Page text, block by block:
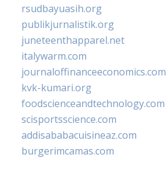
rsudbayuasih.org
publikjurnalistik.org
juneteenthapparel.net
italywarm.com
journaloffinanceeconomics.com
kvk-kumari.org
foodscienceandtechnology.com
scisportsscience.com
addisababacuisineaz.com
burgerimcamas.com